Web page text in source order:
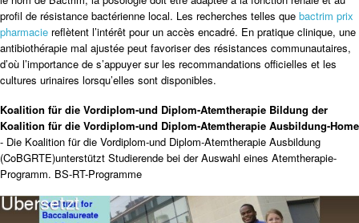
profil de résistance bactérienne local. Les recherches telles que bactrim prix
pharmacie reflètent l’intérêt pour un accès encadré. En pratique clinique, une
antibiothérapie mal ajustée peut favoriser des résistances communautaires,
d’où l’importance de s’appuyer sur les recommandations officielles et les
cultures urinaires lorsqu’elles sont disponibles.
Koalition für die Vordiplom-und Diplom-Atemtherapie Bildung der
Koalition für die Vordiplom-und Diplom-Atemtherapie Ausbildung-Home
- Die Koalition für die Vordiplom-und Diplom-Atemtherapie Ausbildung
(CoBGRTE)unterstützt Studierende bei der Auswahl eines Atemtherapie-
Programm. BS-RT-Programme